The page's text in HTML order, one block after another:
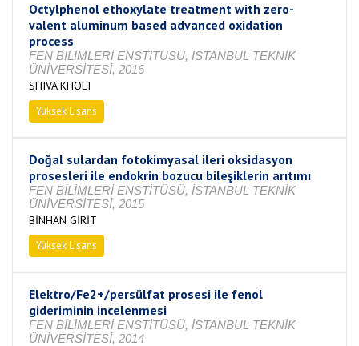
Octylphenol ethoxylate treatment with zero-
valent aluminum based advanced oxidation
process
FEN BİLİMLERİ ENSTİTÜSÜ, İSTANBUL TEKNİK
ÜNİVERSİTESİ, 2016
SHIVA KHOEI
Yüksek Lisans
Doğal sulardan fotokimyasal ileri oksidasyon
prosesleri ile endokrin bozucu bileşiklerin arıtımı
FEN BİLİMLERİ ENSTİTÜSÜ, İSTANBUL TEKNİK
ÜNİVERSİTESİ, 2015
BİNHAN GİRİT
Yüksek Lisans
Elektro/Fe2+/persülfat prosesi ile fenol
gideriminin incelenmesi
FEN BİLİMLERİ ENSTİTÜSÜ, İSTANBUL TEKNİK
ÜNİVERSİTESİ, 2014